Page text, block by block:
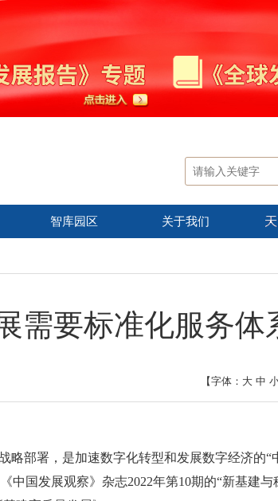
智库园区 关于我们
需要标准化服务体
【字体： 大 中
略部署，是加速数字化转型和发展数字经济的“
国发展观察》杂志2022年第10期的“新基建与